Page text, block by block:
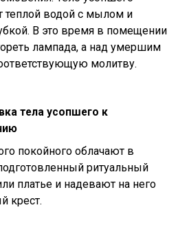
водой с мылом и
В это время в помещении
лампада, а над умершим
молитву.
тела усопшего к
покойного облачают в
ритуальный
платье и надевают на него
крест.